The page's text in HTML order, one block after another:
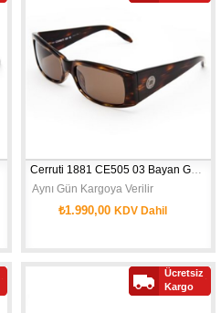
Aynı Gün Kargoya Verilir
₺1.990,00 KDV Dahil
Ücretsiz
Kargo